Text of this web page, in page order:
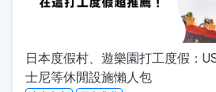
日本度假村、遊樂園打工度假：
士尼等休閒設施懶人包